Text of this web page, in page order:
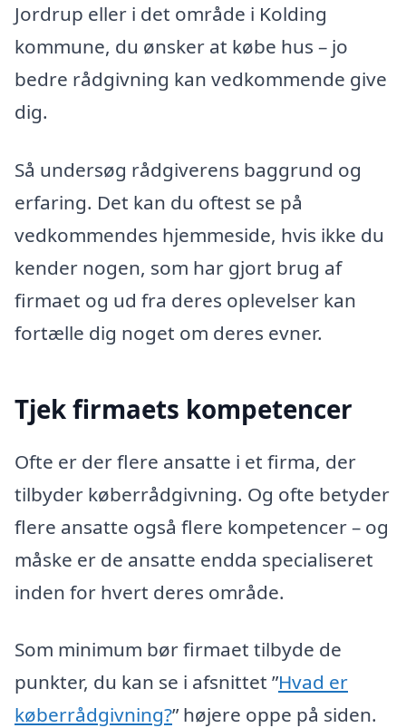
Jordrup eller i det område i Kolding
kommune, du ønsker at købe hus – jo
bedre rådgivning kan vedkommende give
dig.
Så undersøg rådgiverens baggrund og
erfaring. Det kan du oftest se på
vedkommendes hjemmeside, hvis ikke du
kender nogen, som har gjort brug af
firmaet og ud fra deres oplevelser kan
fortælle dig noget om deres evner.
Tjek firmaets kompetencer
Ofte er der flere ansatte i et firma, der
tilbyder køberrådgivning. Og ofte betyder
flere ansatte også flere kompetencer – og
måske er de ansatte endda specialiseret
inden for hvert deres område.
Som minimum bør firmaet tilbyde de
punkter, du kan se i afsnittet ”Hvad er
køberrådgivning?” højere oppe på siden.